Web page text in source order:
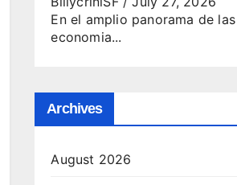
En el amplio panorama de
economia...
Archives
August 2026